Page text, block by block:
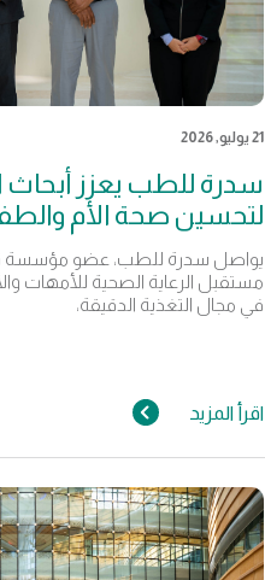
21 يوليو, 2026
سدرة للطب يعزز أبحاث
لتحسين صحة الأم
يواصل سدرة للطب، عضو مؤسسة
مستقبل الرعاية الصحية للأمهات
في مجال التغذية الدقيقة،
اقرأ المزيد